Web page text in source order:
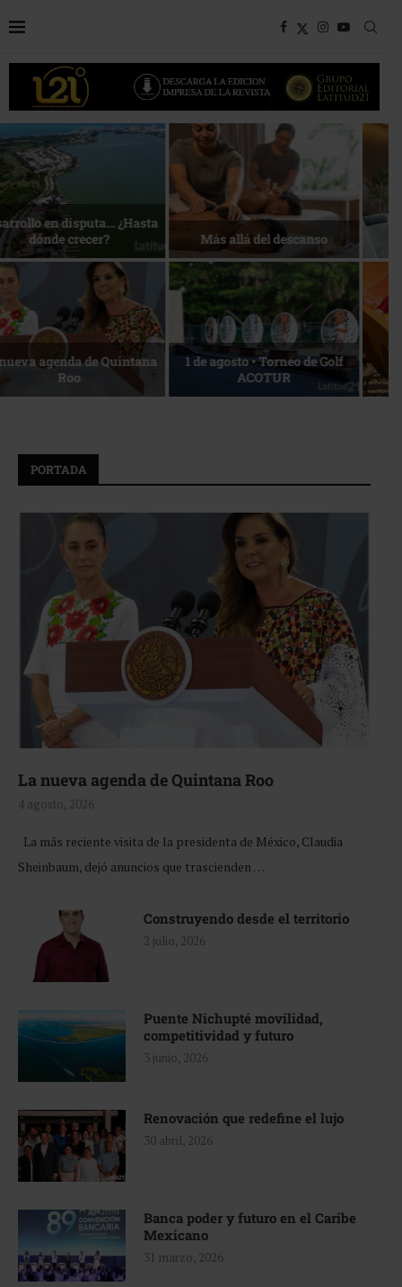
Bottega, un viaje servido a la
mesa
Energía que Impulsa la
competitividad
Reconocimiento de viajeros La esencia del servicio
PORTADA
La nueva agenda de Quintana Roo
4 agosto, 2026
La más reciente visita de la presidenta de México, Claudia
Sheinbaum, dejó anuncios que trascienden …
Construyendo desde el territorio
2 julio, 2026
Puente Nichupté movilidad,
competitividad y futuro
3 junio, 2026
Renovación que redefine el lujo
30 abril, 2026
Banca poder y futuro en el Caribe
Mexicano
31 marzo, 2026